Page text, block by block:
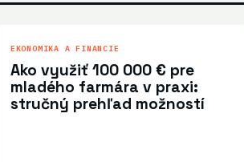
EKONOMIKA A FINANCIE
Ako využiť 100 000 € pre
mladého farmára v praxi:
stručný prehľad možností